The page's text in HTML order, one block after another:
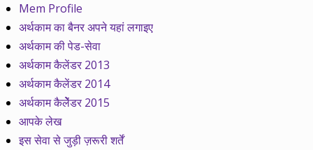
Mem Profile
अर्थकाम का बैनर अपने यहां लगाइए
अर्थकाम की पेड-सेवा
अर्थकाम कैलेंडर 2013
अर्थकाम कैलेंडर 2014
अर्थकाम कैलेेंडर 2015
आपके लेख
इस सेवा से जुड़ी ज़रूरी शर्तें